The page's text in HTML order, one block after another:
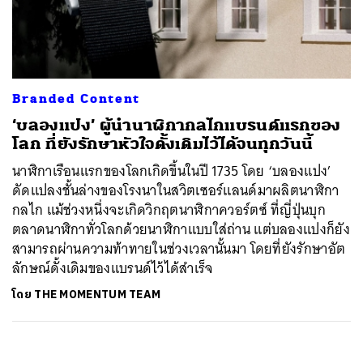
Branded Content
‘บลองแปง’ ผู้นำนาฬิกากลไกแบรนด์แรกของ
โลก ที่ยังรักษาหัวใจดั้งเดิมไว้ได้จนทุกวันนี้
นาฬิกาเรือนแรกของโลกเกิดขึ้นในปี 1735 โดย ‘บลองแปง’
ดัดแปลงชั้นล่างของโรงนาในสวิตเซอร์แลนด์มาผลิตนาฬิกา
กลไก แม้ช่วงหนึ่งจะเกิดวิกฤตนาฬิกาควอร์ตซ์ ที่ญี่ปุ่นบุก
ตลาดนาฬิกาทั่วโลกด้วยนาฬิกาแบบใส่ถ่าน แต่บลองแปงก็ยัง
สามารถผ่านความท้าทายในช่วงเวลานั้นมา โดยที่ยังรักษาอัต
ลักษณ์ดั้งเดิมของแบรนด์ไว้ได้สำเร็จ
โดย THE MOMENTUM TEAM
ค้นหา